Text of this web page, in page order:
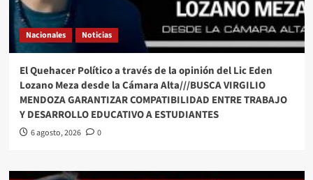
Nacionales Noticias
El Quehacer Político a través de la opinión del Lic Eden
Lozano Meza desde la Cámara Alta///BUSCA VIRGILIO
MENDOZA GARANTIZAR COMPATIBILIDAD ENTRE TRABAJO
Y DESARROLLO EDUCATIVO A ESTUDIANTES
6 agosto, 2026 0